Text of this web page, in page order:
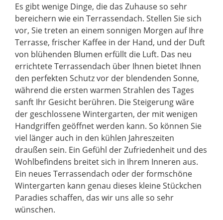
Es gibt wenige Dinge, die das Zuhause so sehr
bereichern wie ein Terrassendach. Stellen Sie sich
vor, Sie treten an einem sonnigen Morgen auf Ihre
Terrasse, frischer Kaffee in der Hand, und der Duft
von blühenden Blumen erfüllt die Luft. Das neu
errichtete Terrassendach über Ihnen bietet Ihnen
den perfekten Schutz vor der blendenden Sonne,
während die ersten warmen Strahlen des Tages
sanft Ihr Gesicht berühren. Die Steigerung wäre
der geschlossene Wintergarten, der mit wenigen
Handgriffen geöffnet werden kann. So können Sie
viel länger auch in den kühlen Jahreszeiten
draußen sein. Ein Gefühl der Zufriedenheit und des
Wohlbefindens breitet sich in Ihrem Inneren aus.
Ein neues Terrassendach oder der formschöne
Wintergarten kann genau dieses kleine Stückchen
Paradies schaffen, das wir uns alle so sehr
wünschen.